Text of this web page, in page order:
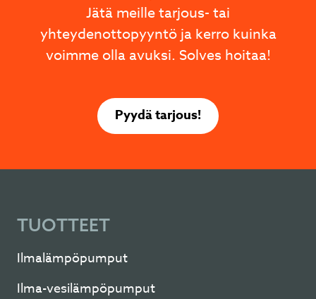
Jätä meille tarjous- tai
yhteydenottopyyntö ja kerro kuinka
voimme olla avuksi. Solves hoitaa!
Pyydä tarjous!
TUOTTEET
Ilmalämpöpumput
Ilma-vesilämpöpumput